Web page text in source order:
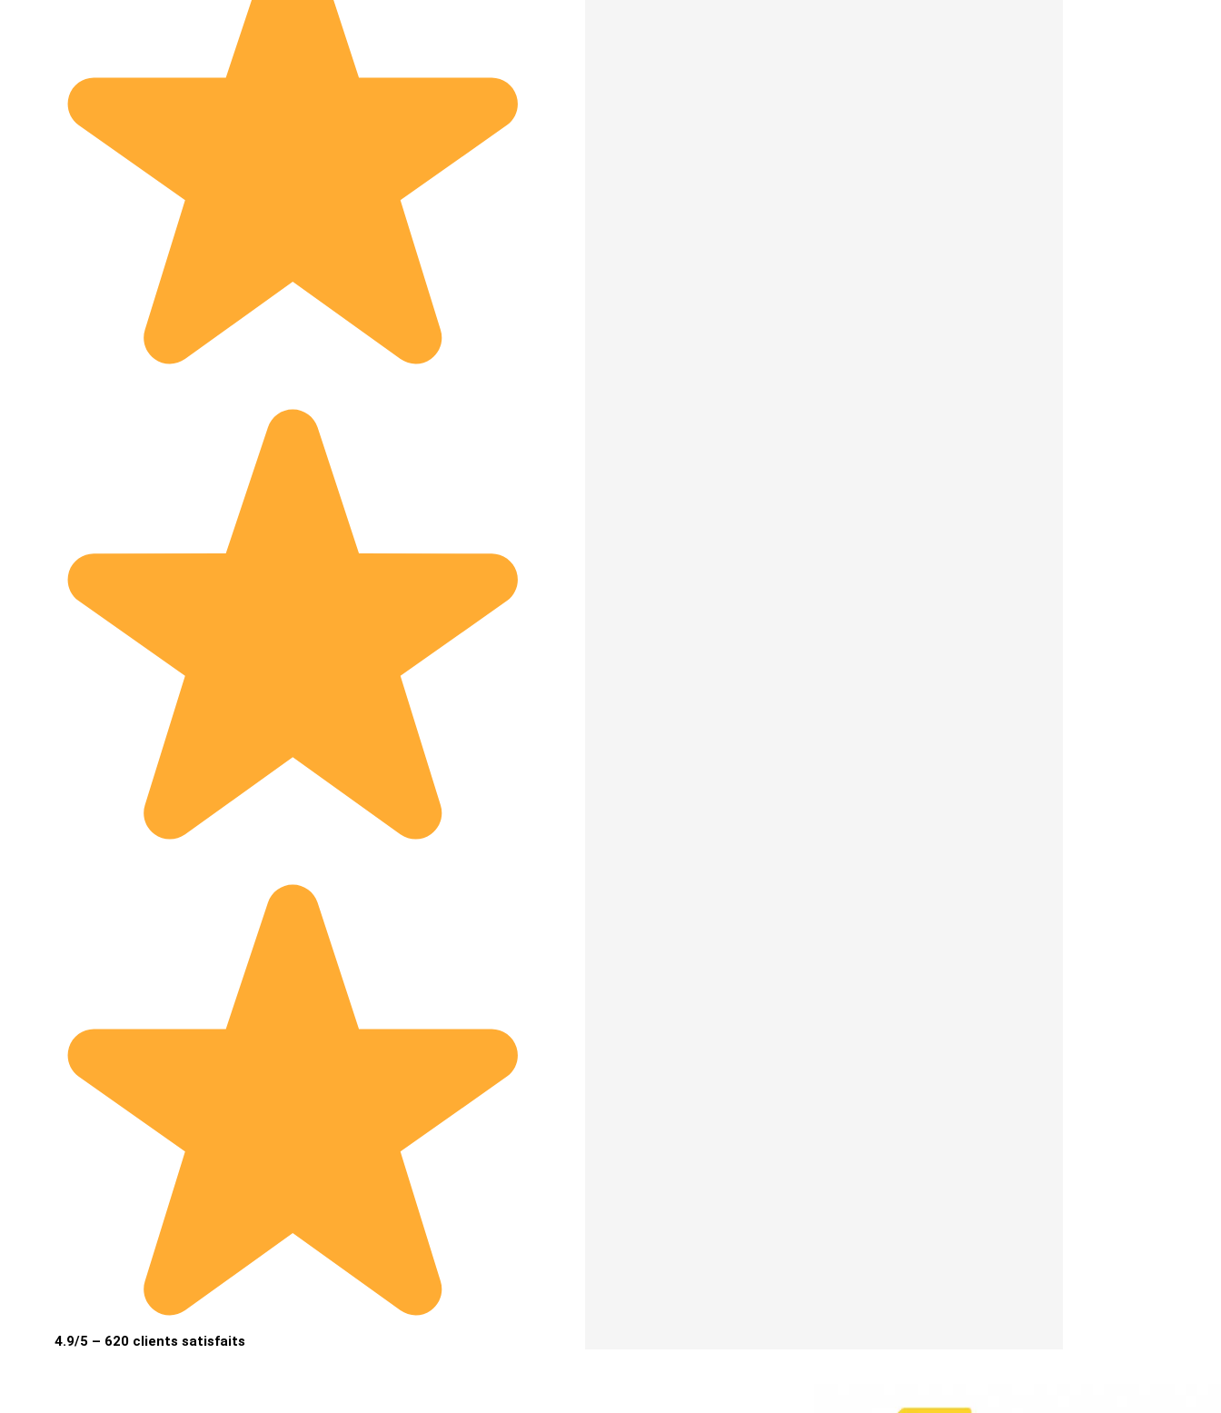
4.9/5 – 620 clients satisfaits